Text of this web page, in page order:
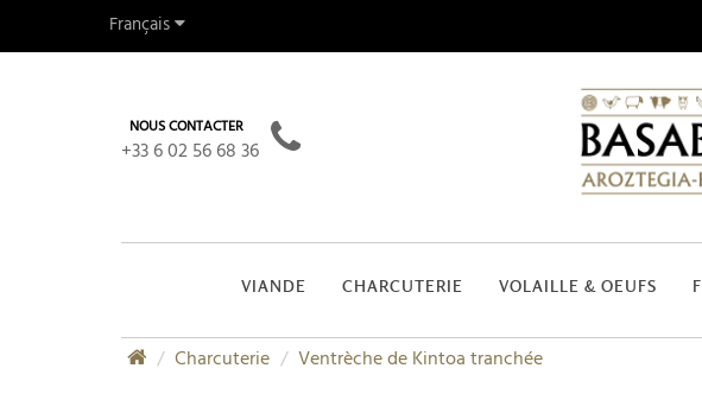
Français
NOUS CONTACTER
+33 6 02 56 68 36
VIANDE CHARCUTERIE VOLAILLE & OEUFS
Charcuterie Ventrèche de Kintoa tranchée